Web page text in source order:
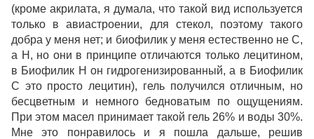
(кроме акрилата, я думала, что такой вид используется
только в авиастроении, для стекол, поэтому такого
добра у меня нет; и биофилик у меня естественно не С,
а Н, но они в принципе отличаются только лецитином,
в Биофилик Н он гидрогенизированный, а в Биофилик
С это просто лецитин), гель получился отличным, но
бесцветным и немного бедноватым по ощущениям.
При этом масел принимает такой гель 26% и воды 30%.
Мне это понравилось и я пошла дальше, решив